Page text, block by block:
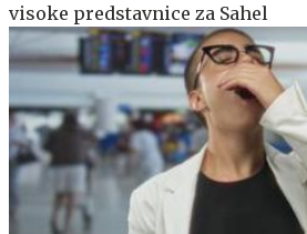
visoke predstavnice za Sahel